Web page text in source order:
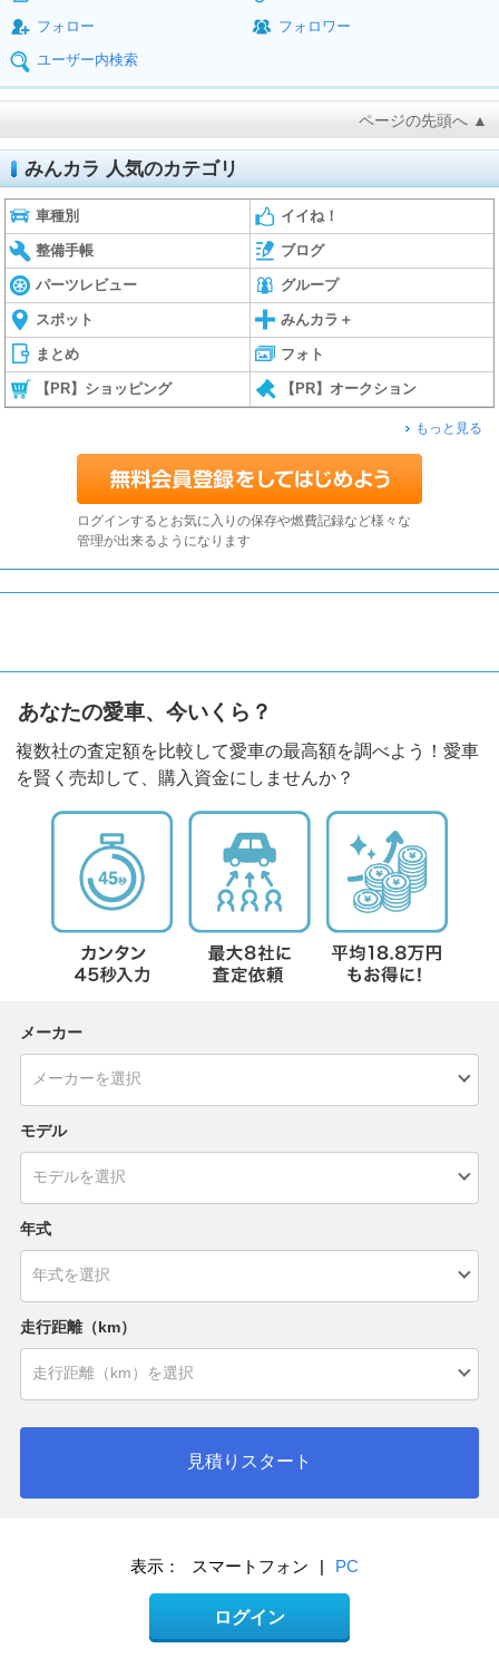
フォロー
フォロワー
ユーザー内検索
ページの先頭へ ▲
みんカラ 人気のカテゴリ
車種別 イイね！
整備手帳 ブログ
パーツレビュー グループ
スポット みんカラ＋
まとめ フォト
【PR】ショッピング 【PR】オークション
もっと見る
ログインするとお気に入りの保存や燃費記録など様々な
管理が出来るようになります
あなたの愛車、今いくら？
複数社の査定額を比較して愛車の最高額を調べよう！愛車
を賢く売却して、購入資金にしませんか？
メーカー
モデル
年式
走行距離（km）
見積りスタート
表示： スマートフォン | PC
ログイン